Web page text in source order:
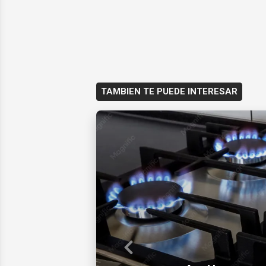
TAMBIEN TE PUEDE INTERESAR
Previous